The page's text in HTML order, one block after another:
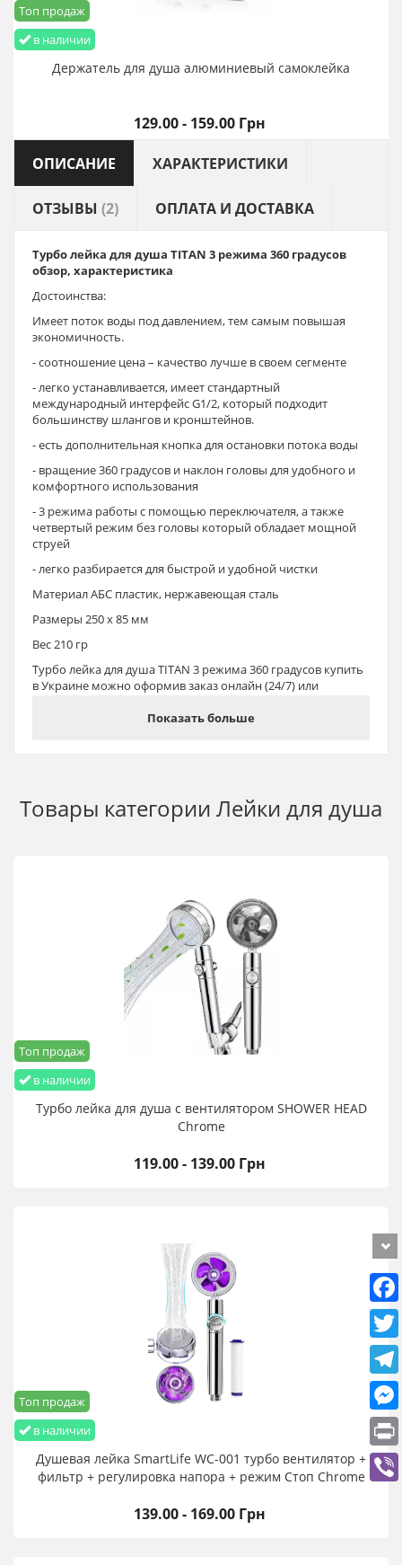
в наличии
Топ продаж
Держатель для душа алюминиевый самоклейка
129.00 - 159.00 Грн
ОПИСАНИЕ ХАРАКТЕРИСТИКИ
ОТЗЫВЫ (2) ОПЛАТА И ДОСТАВКА
Турбо лейка для душа TITAN 3 режима 360 градусов
обзор, характеристика
Достоинства:
Имеет поток воды под давлением, тем самым повышая
экономичность.
- соотношение цена – качество лучше в своем сегменте
- легко устанавливается, имеет стандартный
международный интерфейс G1/2, который подходит
большинству шлангов и кронштейнов.
- есть дополнительная кнопка для остановки потока воды
- вращение 360 градусов и наклон головы для удобного и
комфортного использования
- 3 режима работы с помощью переключателя, а также
четвертый режим без головы который обладает мощной
струей
- легко разбирается для быстрой и удобной чистки
Материал АБС пластик, нержавеющая сталь
Размеры 250 х 85 мм
Вес 210 гр
Турбо лейка для душа TITAN 3 режима 360 градусов купить
в Украине можно оформив заказ онлайн (24/7) или
Показать больше
Товары категории Лейки для душа
в наличии
Топ продаж
Турбо лейка для душа с вентилятором SHOWER HEAD
Chrome
119.00 - 139.00 Грн
в наличии
Топ продаж
Душевая лейка SmartLife WC-001 турбо вентилятор +
фильтр + регулировка напора + режим Стоп Chrome
139.00 - 169.00 Грн